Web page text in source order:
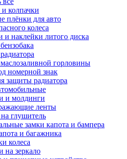
колпачки
плёнки для авто
колеса
и наклейки литого диска
горловины
номерной знак
защиты радиатора
и молдинги
ленты
глушитель
замки капота и бампера
и багажника
колеса
на зеркало